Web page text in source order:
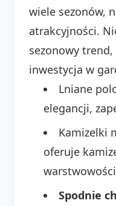
wiele sezonów,
atrakcyjności.
sezonowy
inwestycja w
Lniane
elegancji,
Kamizelki
oferuje
Spodnie